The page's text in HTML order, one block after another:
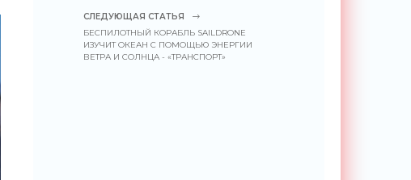
СЛЕДУЮЩАЯ СТАТЬЯ
БЕСПИЛОТНЫЙ КОРАБЛЬ SAILDRONE
ИЗУЧИТ ОКЕАН С ПОМОЩЬЮ ЭНЕРГИИ
ВЕТРА И СОЛНЦА - «ТРАНСПОРТ»